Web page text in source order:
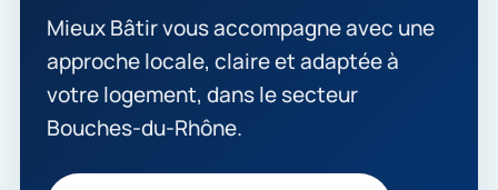
Mieux Bâtir vous accompagne avec une
approche locale, claire et adaptée à
votre logement, dans le secteur
Bouches-du-Rhône.